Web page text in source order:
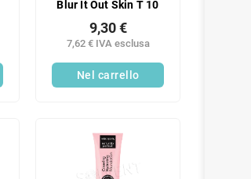
Blur It Out Skin T 10
7,62 € IVA esclusa
9,30 €
Nel carrello